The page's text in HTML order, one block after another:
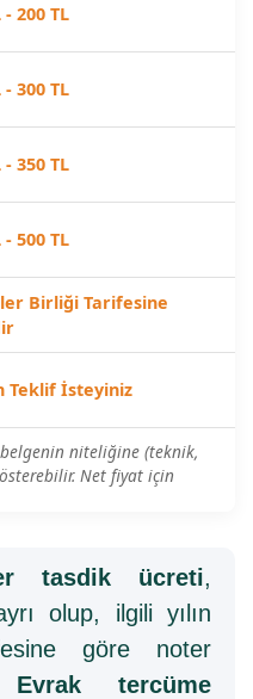
- 200 TL
- 300 TL
- 350 TL
- 500 TL
Birliği Tarifesine
Teklif İsteyiniz
niteliğine (teknik,
Net fiyat için
tasdik ücreti,
olup, ilgili yılın
göre noter
Evrak tercüme